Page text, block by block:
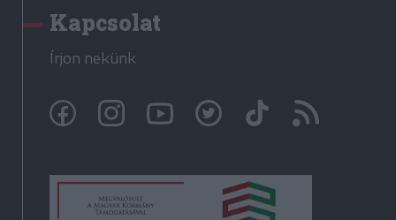
Kapcsolat
Írjon nekünk